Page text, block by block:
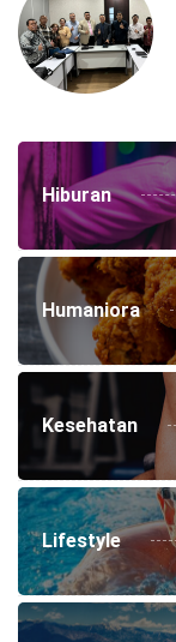
Hiburan
Humaniora
Kesehatan
Lifestyle